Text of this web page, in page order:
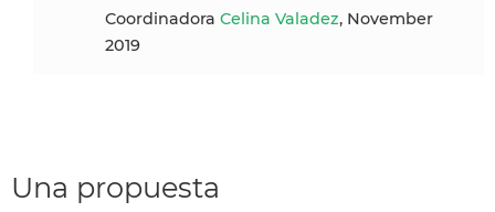
Coordinadora Celina Valadez, November
2019
Una propuesta